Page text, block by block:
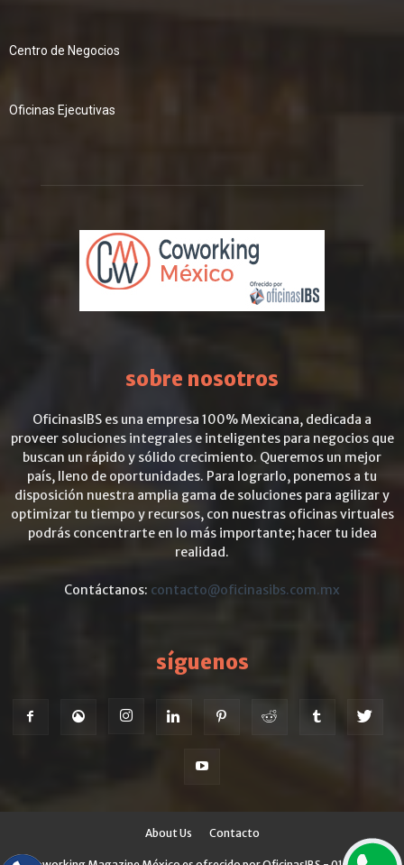
Centro de Negocios
Oficinas Ejecutivas
sobre nosotros
OficinasIBS es una empresa 100% Mexicana, dedicada a
proveer soluciones integrales e inteligentes para negocios que
buscan un rápido y sólido crecimiento. Queremos un mejor
país, lleno de oportunidades. Para lograrlo, ponemos a tu
disposición nuestra amplia gama de soluciones para agilizar y
optimizar tu tiempo y recursos, con nuestras oficinas virtuales
podrás concentrarte en lo más importante; hacer tu idea
realidad.
Contáctanos: contacto@oficinasibs.com.mx
síguenos
About Us Contacto